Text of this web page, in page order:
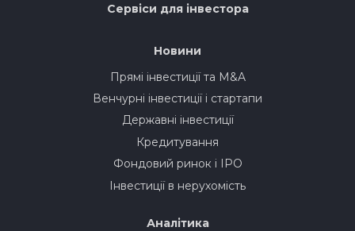
Сервіси для інвестора
Новини
Прямі інвестиції та M&A
Венчурні інвестиції і стартапи
Державні інвестиції
Кредитування
Фондовий ринок і IPO
Інвестиції в нерухомість
Аналітика